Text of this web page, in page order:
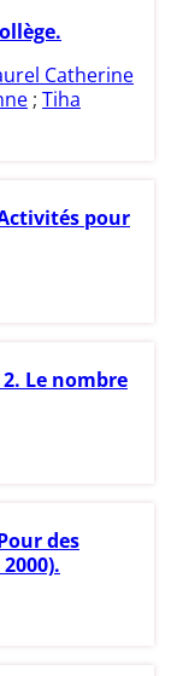
Catherine
; Tiha
pour
Le nombre
des